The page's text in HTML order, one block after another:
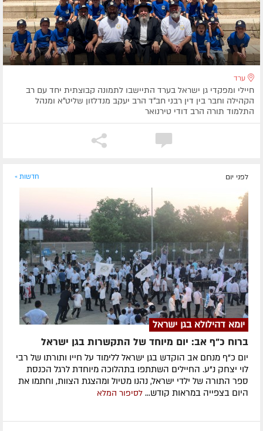
ערד
חיילי ומפקדי גן ישראל בערד התיישבו לתמונה קבוצתית יחד עם רב
הקהילה וחבר בין דין רבני חב"ד הרב יעקב מנדלזון שליט"א ומנהל
התלמוד תורה הרב דודי טירנואר
לפני יום חדשות »
יומא דהילולא בגן ישראל
ברוח כ"ף אב: יום מיוחד של התקשרות בגן ישראל
יום כ"ף מנחם אב הוקדש בגן ישראל ללימוד על חייו ותורתו של רבי
לוי יצחק נ"ע. החיילים השתתפו בתהלוכה מיוחדת לרגל הכנסת
ספר התורה של ילדי ישראל, נהנו מטיול ומהצגת הצוות, וחתמו את
היום בצפייה במראות קודש... לסיפור המלא